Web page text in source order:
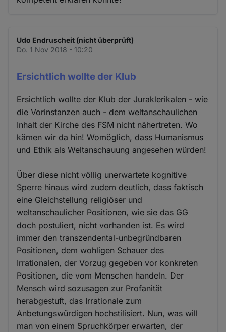
Udo Endruscheit (nicht überprüft)
Do. 1 Nov 2018 - 10:20
Ersichtlich wollte der Klub
Ersichtlich wollte der Klub der Juraklerikalen - wie
die Vorinstanzen auch - dem weltanschaulichen
Inhalt der Kirche des FSM nicht nähertreten. Wo
kämen wir da hin! Womöglich, dass Humanismus
und Ethik als Weltanschauung angesehen würden!
Über diese nicht völlig unerwartete kognitive
Sperre hinaus wird zudem deutlich, dass faktisch
eine Gleichstellung religiöser und
weltanschaulicher Positionen, wie sie das GG
doch postuliert, nicht vorhanden ist. Es wird
immer den transzendental-unbegründbaren
Positionen, dem wohligen Schauer des
Irrationalen, der Vorzug gegeben vor konkreten
Positionen, die vom Menschen handeln. Der
Mensch wird sozusagen zur Profanität
herabgestuft, das Irrationale zum
Anbetungswürdigen hochstilisiert. Nun, was will
man von einem Spruchkörper erwarten, der